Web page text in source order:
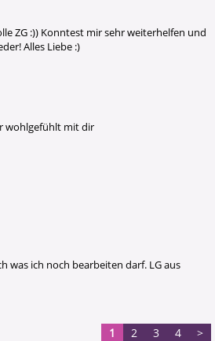
ZG :)) Konntest mir sehr weiterhelfen und
Alles Liebe :)
wohlgefühlt mit dir
was ich noch bearbeiten darf. LG aus
1 2 3 4 >